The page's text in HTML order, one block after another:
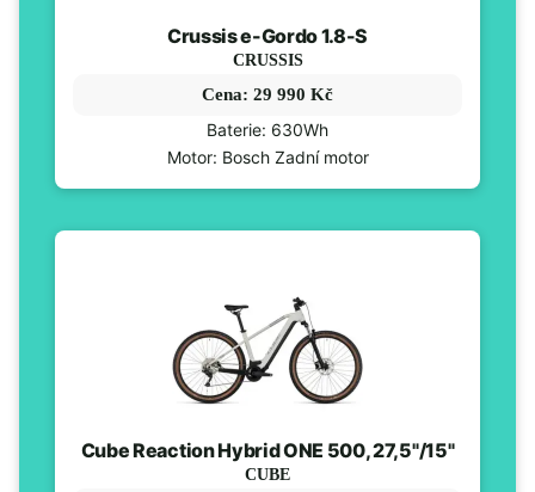
Crussis e-Gordo 1.8-S
CRUSSIS
Cena: 29 990 Kč
Baterie: 630Wh
Motor: Bosch Zadní motor
Cube Reaction Hybrid ONE 500, 27,5"/15"
CUBE